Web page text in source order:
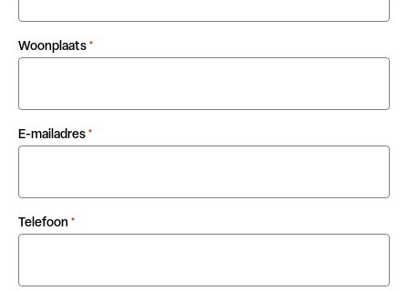
Woonplaats *
E-mailadres *
Telefoon *